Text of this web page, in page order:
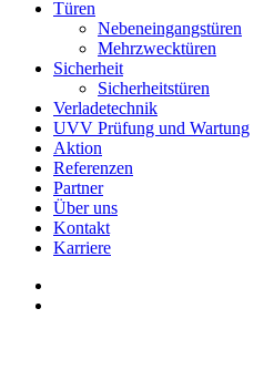
Türen
Nebeneingangstüren
Mehrzwecktüren
Sicherheit
Sicherheitstüren
Verladetechnik
UVV Prüfung und Wartung
Aktion
Referenzen
Partner
Über uns
Kontakt
Karriere